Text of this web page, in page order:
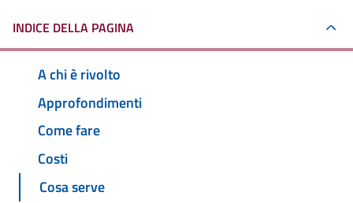
INDICE DELLA PAGINA
A chi è rivolto
Approfondimenti
Come fare
Costi
Cosa serve